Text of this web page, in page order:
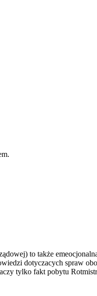
to także
dotyczacych spraw
tylko fakt pobytu